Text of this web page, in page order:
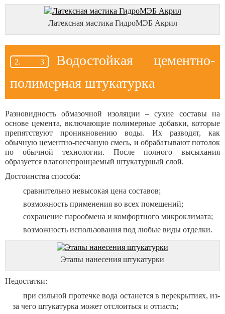
Латексная мастика ГидроМЭБ Акрил
Водостойкая цементно-
полимерная штукатурка
Разновидность обмазочной изоляции – сухие составы на
основе цемента, включающие полимерные добавки, которые
препятствуют проникновению воды. Их разводят, как
обычную цементно-песчаную смесь, и обрабатывают потолок
по обычной технологии. После полного высыхания
образуется влагонепронцаемый штукатурный слой.
Достоинства способа:
сравнительно невысокая цена составов;
возможность применения во всех помещений;
сохранение парообмена и комфортного микроклимата;
возможность использования под любые виды отделки.
Этапы нанесения штукатурки
Недостатки:
при сильной протечке вода останется в перекрытиях, из-
за чего штукатурка может отслоиться и отпасть;